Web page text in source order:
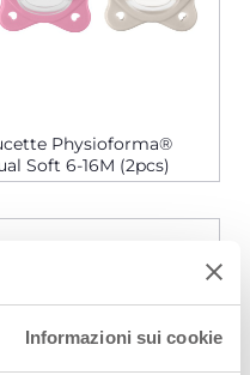
Informazioni sui cookie
Physioforma®
Soft 6-16M (2pcs)